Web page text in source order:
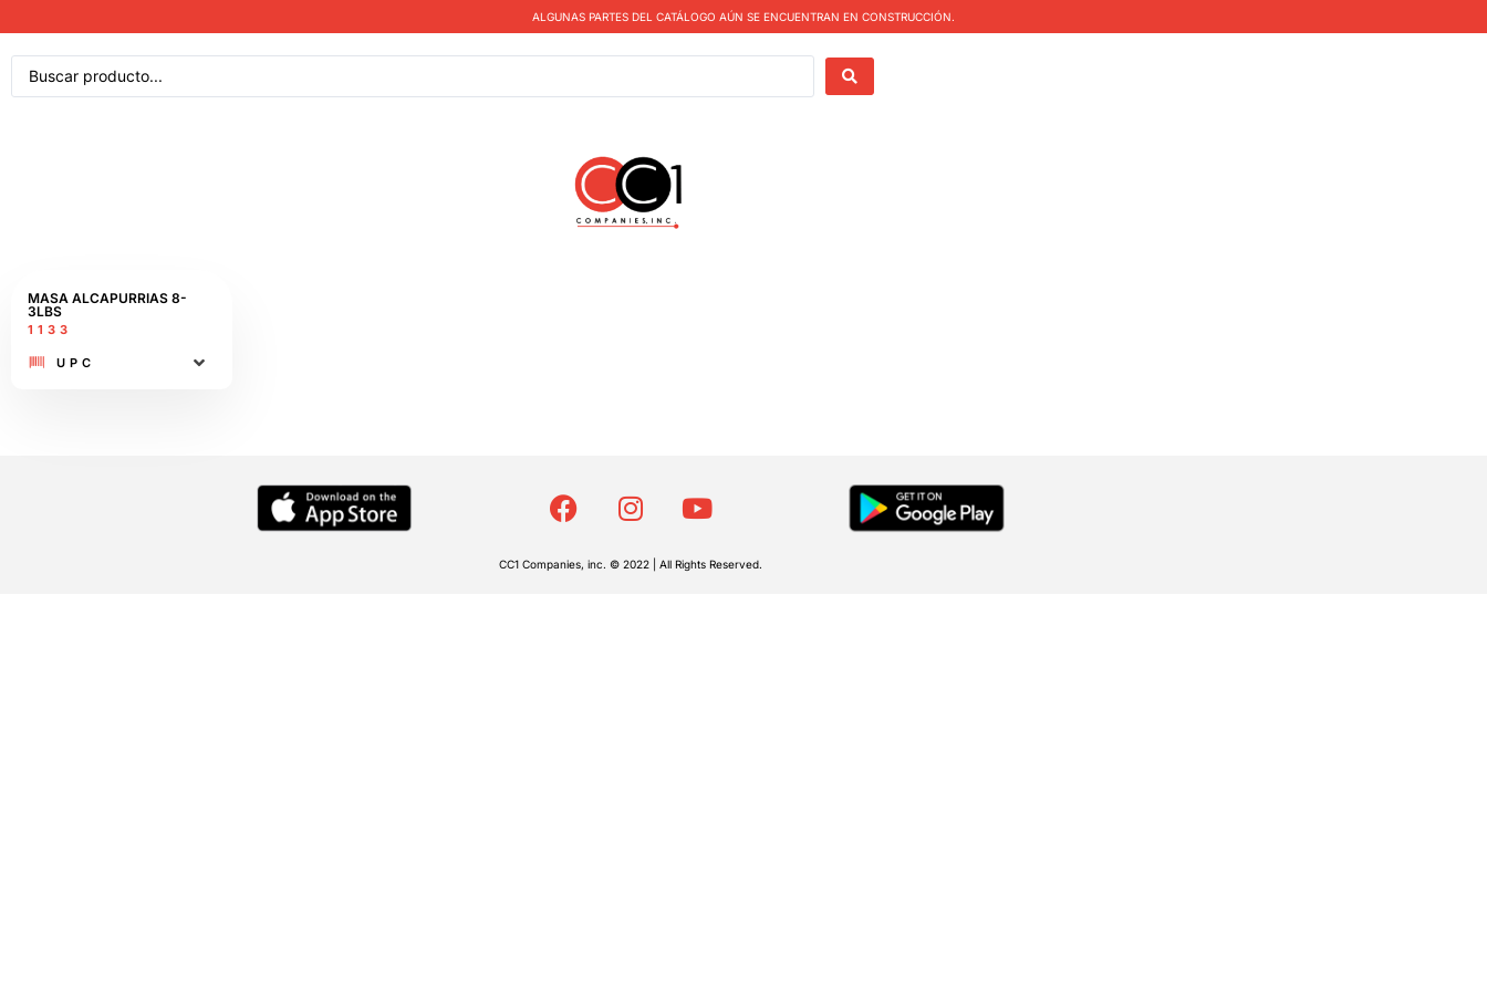
ALGUNAS PARTES DEL CATÁLOGO AÚN SE ENCUENTRAN EN CONSTRUCCIÓN.
MASA ALCAPURRIAS 8-
3LBS
1133
UPC
CC1 Companies, inc. © 2022 | All Rights Reserved.